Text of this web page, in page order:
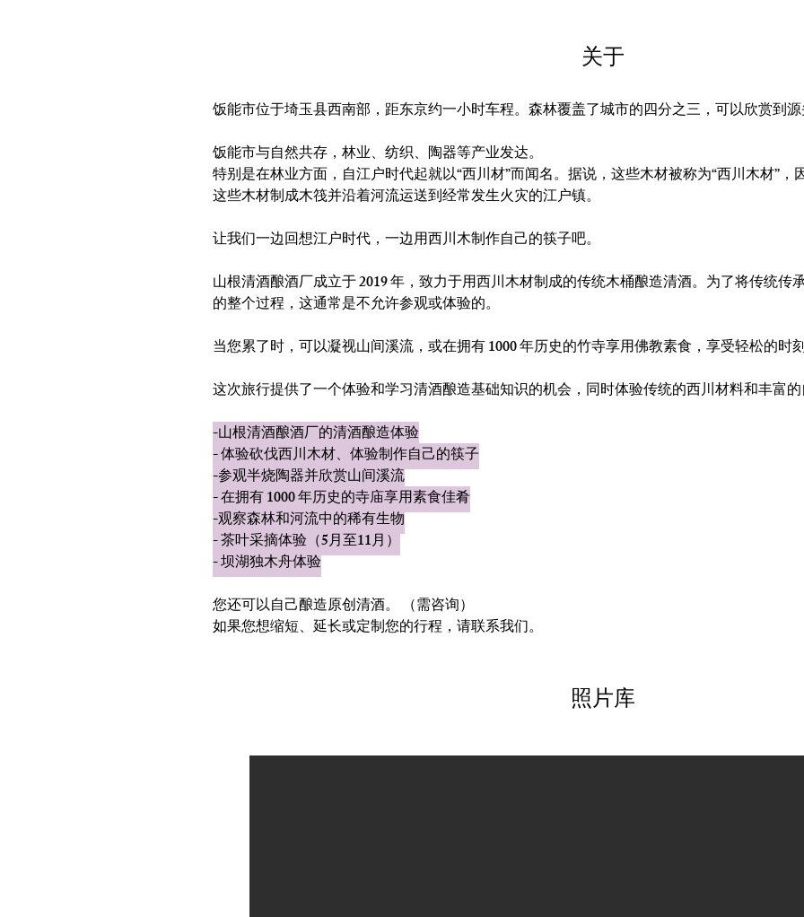
关于
饭能市位于埼玉县西南部，距东京约一小时车程。森林覆盖了城市的四分之三，可以欣赏到源
饭能市与自然共存，林业、纺织、陶器等产业发达。
特别是在林业方面，自江户时代起就以“西川材”而闻名。据说，这些木材被称为“西川木材”
这些木材制成木筏并沿着河流运送到经常发生火灾的江户镇。
让我们一边回想江户时代，一边用西川木制作自己的筷子吧。
山根清酒酿酒厂成立于 2019 年，致力于用西川木材制成的传统木桶酿造清酒。为了将传统传
的整个过程，这通常是不允许参观或体验的。
当您累了时，可以凝视山间溪流，或在拥有 1000 年历史的竹寺享用佛教素食，享受轻松的时刻
这次旅行提供了一个体验和学习清酒酿造基础知识的机会，同时体验传统的西川材料和丰富的
-山根清酒酿酒厂的清酒酿造体验
- 体验砍伐西川木材、体验制作自己的筷子
-参观半烧陶器并欣赏山间溪流
- 在拥有 1000 年历史的寺庙享用素食佳肴
-观察森林和河流中的稀有生物
- 茶叶采摘体验（5月至11月）
- 坝湖独木舟体验
您还可以自己酿造原创清酒。 （需咨询）
如果您想缩短、延长或定制您的行程，请联系我们。
照片库